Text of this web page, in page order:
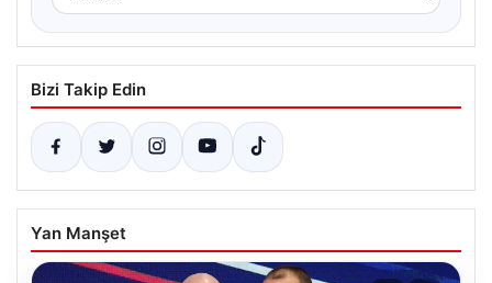
Bizi Takip Edin
Yan Manşet